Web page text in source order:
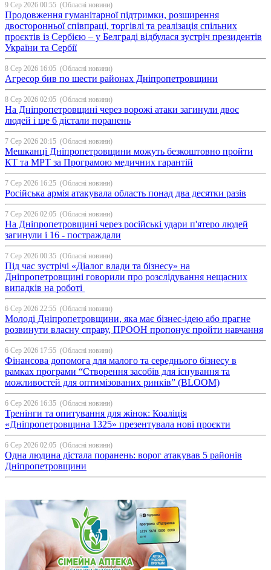
9 Сер 2026 00:55 (Обласні новини)
Продовження гуманітарної підтримки, розширення
двосторонньої співпраці, торгівлі та реалізація спільних
проєктів із Сербією – у Белграді відбулася зустріч президентів
України та Сербії
8 Сер 2026 16:05 (Обласні новини)
Агресор бив по шести районах Дніпропетровщини
8 Сер 2026 02:05 (Обласні новини)
На Дніпропетровщині через ворожі атаки загинули двоє
людей і ще 6 дістали поранень
7 Сер 2026 20:15 (Обласні новини)
Мешканці Дніпропетровщини можуть безкоштовно пройти
КТ та МРТ за Програмою медичних гарантій
7 Сер 2026 16:25 (Обласні новини)
Російська армія атакувала область понад два десятки разів
7 Сер 2026 02:05 (Обласні новини)
На Дніпропетровщині через російські удари п'ятеро людей
загинули і 16 - постраждали
7 Сер 2026 00:35 (Обласні новини)
Під час зустрічі «Діалог влади та бізнесу» на
Дніпропетровщині говорили про розслідування нещасних
випадків на роботі
6 Сер 2026 22:55 (Обласні новини)
Молоді Дніпропетровщини, яка має бізнес-ідею або прагне
розвинути власну справу, ПРООН пропонує пройти навчання
6 Сер 2026 17:55 (Обласні новини)
Фінансова допомога для малого та середнього бізнесу в
рамках програми “Створення засобів для існування та
можливостей для оптимізованих ринків” (BLOOM)
6 Сер 2026 16:35 (Обласні новини)
Тренінги та опитування для жінок: Коаліція
«Дніпропетровщина 1325» презентувала нові проєкти
6 Сер 2026 02:05 (Обласні новини)
Одна людина дістала поранень: ворог атакував 5 районів
Дніпропетровщини